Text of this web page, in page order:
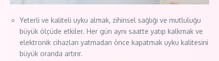
Yeterli ve kaliteli uyku almak, zihinsel sağlığı ve mutluluğu
büyük ölçüde etkiler. Her gün aynı saatte yatıp kalkmak ve
elektronik cihazları yatmadan önce kapatmak uyku kalitesini
büyük oranda artırır.